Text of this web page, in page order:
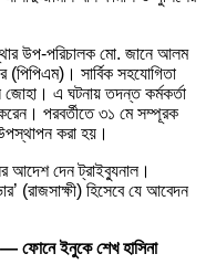
উপ-পরিচালক মো. জানে আলম
সার্বিক সহযোগিতা
জোহা। এ ঘটনায় তদন্ত কর্মকর্তা
পরবর্তীতে ৩১ মে সম্পূরক
করা হয়।
আদেশ দেন ট্রাইব্যুনাল।
(রাজসাক্ষী) হিসেবে যে আবেদন
— ফোনে ইনুকে শেখ হাসিনা